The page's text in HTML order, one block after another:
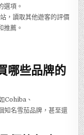
選項。
，讀取其他遊客的評價
推薦。
哪些品牌的
Cohiba、
名雪茄品牌，甚至還